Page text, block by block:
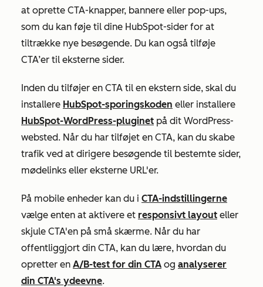
at oprette CTA-knapper, bannere eller pop-ups,
som du kan føje til dine HubSpot-sider for at
tiltrække nye besøgende. Du kan også tilføje
CTA’er til eksterne sider.
Inden du tilføjer en CTA til en ekstern side, skal du
installere HubSpot-sporingskoden eller installere
HubSpot-WordPress-pluginet på dit WordPress-
websted. Når du har tilføjet en CTA, kan du skabe
trafik ved at dirigere besøgende til bestemte sider,
mødelinks eller eksterne URL'er.
På mobile enheder kan du i CTA-indstillingerne
vælge enten at aktivere et responsivt layout eller
skjule CTA'en på små skærme. Når du har
offentliggjort din CTA, kan du lære, hvordan du
opretter en A/B-test for din CTA og analyserer
din CTA's ydeevne.